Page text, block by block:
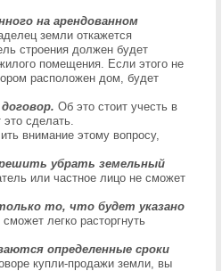
на арендованном
земли откажется
строения должен будет
помещения. Если этого не
расположен дом, будет
Об это стоит учесть в
сделать.
внимание этому вопросу,
убрать земельный
или частное лицо не сможет
то, что будет указано
легко расторгнуть
определенные сроки
купли-продажи земли, вы